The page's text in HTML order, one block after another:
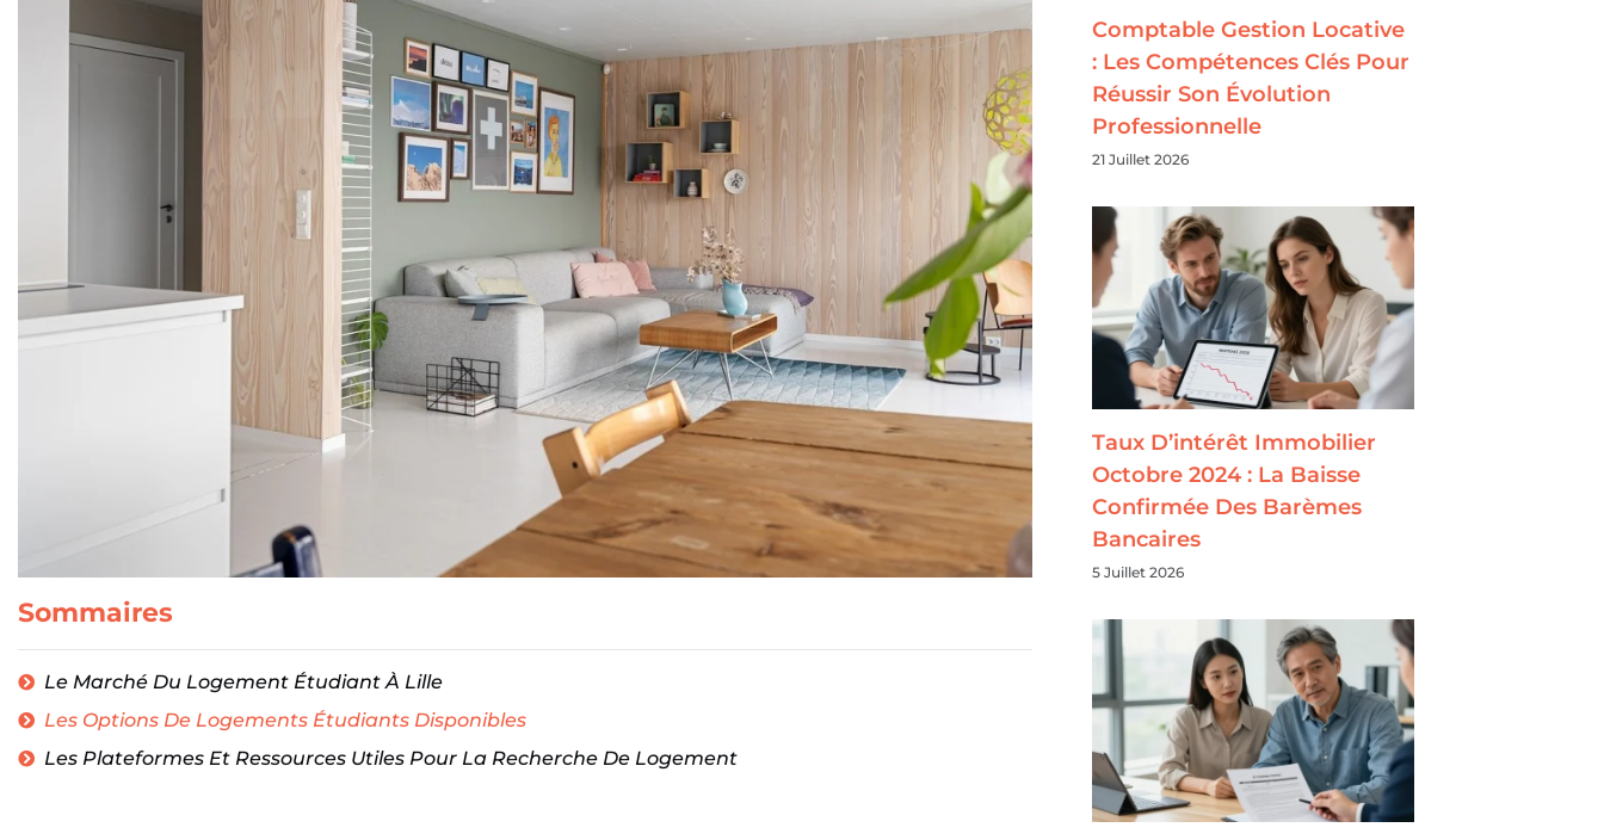
Sommaires
Le Marché Du Logement Étudiant À Lille
Les Options De Logements Étudiants Disponibles
Les Plateformes Et Ressources Utiles Pour La Recherche De Logement
Comptable Gestion Locative
: Les Compétences Clés Pour
Réussir Son Évolution
Professionnelle
21 Juillet 2026
Taux D’intérêt Immobilier
Octobre 2024 : La Baisse
Confirmée Des Barèmes
Bancaires
5 Juillet 2026